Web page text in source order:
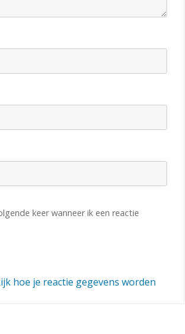
keer wanneer ik een reactie
hoe je reactie gegevens worden